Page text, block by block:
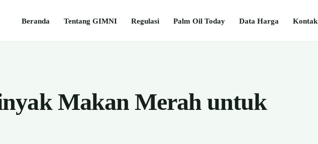
Beranda Tentang GIMNI Regulasi Palm Oil Today Data Harga Kontak
Makan Merah untuk